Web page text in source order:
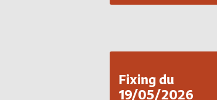
Fixing du
19/05/2026